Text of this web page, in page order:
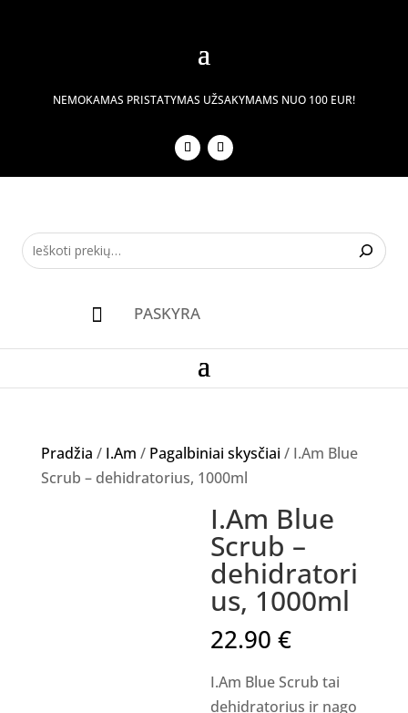
NEMOKAMAS PRISTATYMAS UŽSAKYMAMS NUO 100 EUR!
 PASKYRA
Pradžia / I.Am / Pagalbiniai skysčiai / I.Am Blue
Scrub – dehidratorius, 1000ml
I.Am Blue
Scrub –
dehidratori
us, 1000ml
22.90€
I.Am Blue Scrub tai
dehidratorius ir nago